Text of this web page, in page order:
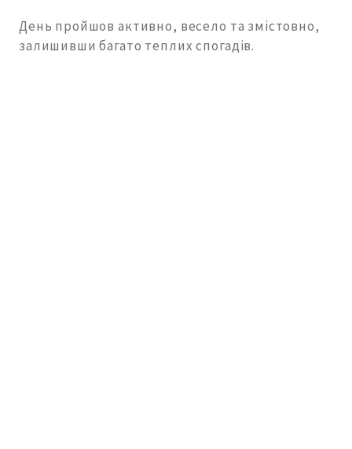
День пройшов активно, весело та змістовно,
залишивши багато теплих спогадів.